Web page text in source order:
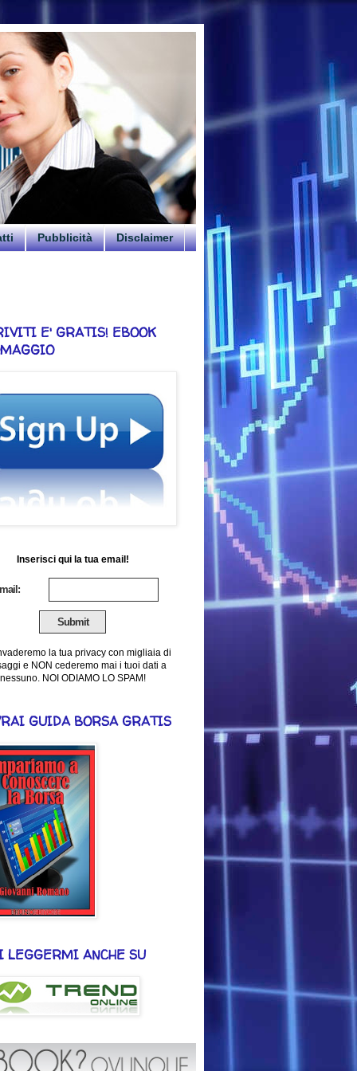
Pubblicità Disclaimer
E' GRATIS! EBOOK
Inserisci qui la tua email!
la tua privacy con migliaia di
e NON cederemo mai i tuoi dati a
nessuno. NOI ODIAMO LO SPAM!
GUIDA BORSA GRATIS
LEGGERMI ANCHE SU